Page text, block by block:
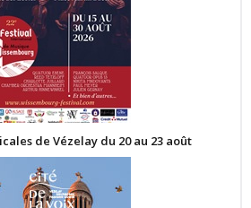
de Vézelay du 20 au 23 août